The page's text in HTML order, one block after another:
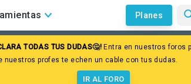
Planes
TODAS TUS DUDAS🤔! Entra en nuestros foros
nuestros profes te echen un cable con tus dudas.
IR AL FORO
geográficas